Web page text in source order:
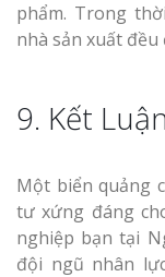
phẩm. Trong
nhà sản xuất đều
9. Kết
Một biển quảng
tư xứng đáng
nghiệp bạn tại
đội ngũ nhân